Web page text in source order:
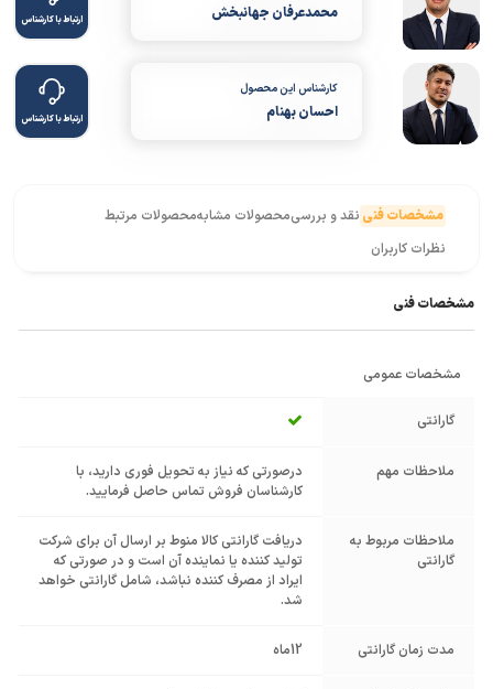
محمدعرفان جهانبخش ارتباط با کارشناس
کارشناس این محصول
احسان بهنام ارتباط با کارشناس
مشخصات فنی نقد و بررسیمحصولات مشابهمحصولات مرتبط
نظرات کاربران
مشخصات فنی
مشخصات عمومی
گارانتی
ملاحظات مهم
درصورتی که نیاز به تحویل فوری دارید، با
کارشناسان فروش تماس حاصل فرمایید.
ملاحظات مربوط به
گارانتی
دریافت گارانتی کالا منوط بر ارسال آن برای شرکت
تولید کننده یا نماینده آن است و در صورتی که
ایراد از مصرف کننده نباشد، شامل گارانتی خواهد
شد.
مدت زمان گارانتی 12ماه